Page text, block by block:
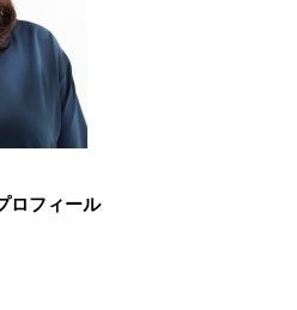
ロフィール